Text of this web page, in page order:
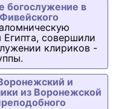
богослужение в
совершили
клириков -
и
из Воронежской